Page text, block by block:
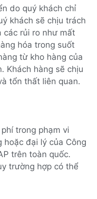
do quý khách chỉ
khách sẽ chịu trách
các rủi ro như mất
hóa trong suốt
từ kho hàng của
Khách hàng sẽ chịu
tổn thất liên quan.
trong phạm vi
đại lý của Công
trên toàn quốc.
trường hợp có thể